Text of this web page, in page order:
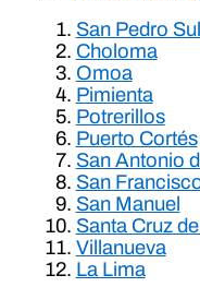
San Pedro
Choloma
Omoa
Pimienta
Potrerillos
Puerto Cortés
San Antonio
San
San Manuel
Santa Cruz
Villanueva
La Lima